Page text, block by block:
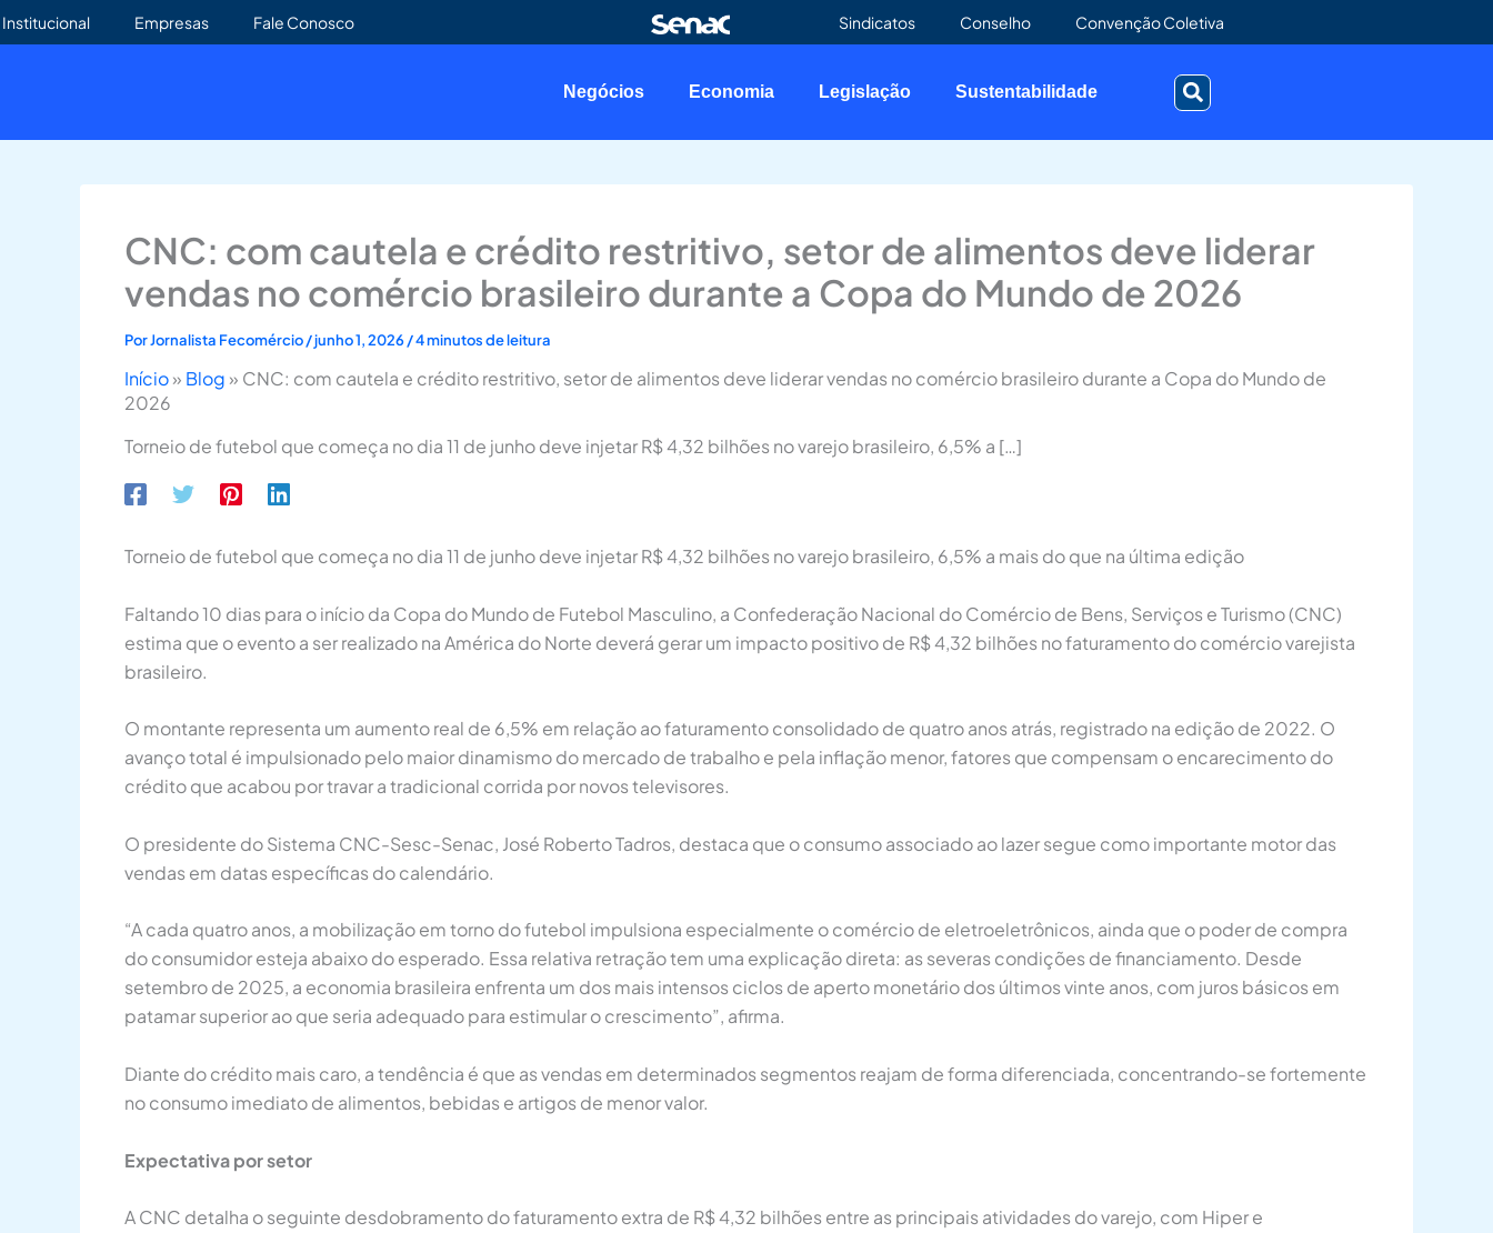
Ir
para
Institucional Empresas Fale Conosco Sindicatos Conselho Convenção Coletiva
Negócios Economia Legislação Sustentabilidade
CNC: com cautela e crédito restritivo, setor de alimentos deve liderar
vendas no comércio brasileiro durante a Copa do Mundo de 2026
PorJornalista Fecomércio/junho 1, 2026/4 minutos de leitura
Início» Blog » CNC: com cautela e crédito restritivo, setor de alimentos deve liderar vendas no comércio brasileiro durante a Copa do Mundo de
2026
Torneio de futebol que começa no dia 11 de junho deve injetar R$ 4,32 bilhões no varejo brasileiro, 6,5% a […]
Torneio de futebol que começa no dia 11 de junho deve injetar R$ 4,32 bilhões no varejo brasileiro, 6,5% a mais do que na última edição
Faltando 10 dias para o início da Copa do Mundo de Futebol Masculino, a Confederação Nacional do Comércio de Bens, Serviços e Turismo (CNC)
estima que o evento a ser realizado na América do Norte deverá gerar um impacto positivo de R$ 4,32 bilhões no faturamento do comércio varejista
brasileiro.
O montante representa um aumento real de 6,5% em relação ao faturamento consolidado de quatro anos atrás, registrado na edição de 2022. O
avanço total é impulsionado pelo maior dinamismo do mercado de trabalho e pela inflação menor, fatores que compensam o encarecimento do
crédito que acabou por travar a tradicional corrida por novos televisores.
O presidente do Sistema CNC-Sesc-Senac, José Roberto Tadros, destaca que o consumo associado ao lazer segue como importante motor das
vendas em datas específicas do calendário.
“A cada quatro anos, a mobilização em torno do futebol impulsiona especialmente o comércio de eletroeletrônicos, ainda que o poder de compra
do consumidor esteja abaixo do esperado. Essa relativa retração tem uma explicação direta: as severas condições de financiamento. Desde
setembro de 2025, a economia brasileira enfrenta um dos mais intensos ciclos de aperto monetário dos últimos vinte anos, com juros básicos em
patamar superior ao que seria adequado para estimular o crescimento”, afirma.
Diante do crédito mais caro, a tendência é que as vendas em determinados segmentos reajam de forma diferenciada, concentrando-se fortemente
no consumo imediato de alimentos, bebidas e artigos de menor valor.
Expectativa por setor
A CNC detalha o seguinte desdobramento do faturamento extra de R$ 4,32 bilhões entre as principais atividades do varejo, com Hiper e